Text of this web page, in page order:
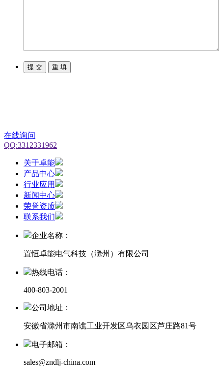
在线询问
QQ:3312331962
关于卓能
产品中心
行业应用
新闻中心
荣誉资质
联系我们
企业名称：
置恒卓能电气科技（滁州）有限公司
热线电话：
400-803-2001
公司地址：
安徽省滁州市南谯工业开发区乌衣园区芦庄路81号
电子邮箱：
sales@zndlj-china.com